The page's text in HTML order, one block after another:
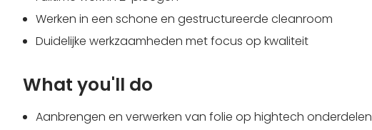
Werken in een schone en gestructureerde cleanroom
Duidelijke werkzaamheden met focus op kwaliteit
What you'll do
Aanbrengen en verwerken van folie op hightech onderdelen